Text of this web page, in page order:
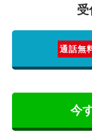
受
通話無
今